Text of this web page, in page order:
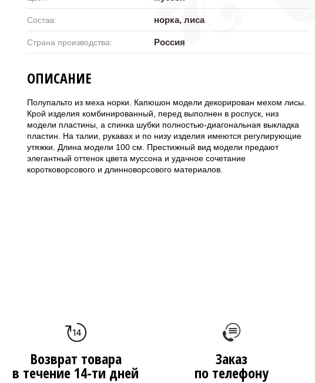
Состав: норка, лиса
Страна производства: Россия
ОПИСАНИЕ
Полупальто из меха норки. Капюшон модели декорирован мехом лисы.
Крой изделия комбинированный, перед выполнен в роспуск, низ
модели пластины, а спинка шубки полностью-диагональная выкладка
пластин. На талии, рукавах и по низу изделия имеются регулирующие
утяжки. Длина модели 100 см. Престижный вид модели предают
элегантный оттенок цвета муссона и удачное сочетание
коротковорсового и длинноворсового материалов.
Возврат товара
в течение 14-ти дней
Заказ
по телефону